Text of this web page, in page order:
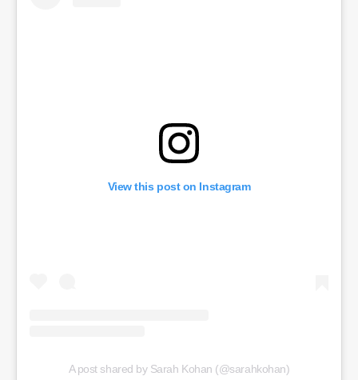
View this post on Instagram
A post shared by Sarah Kohan (@sarahkohan)